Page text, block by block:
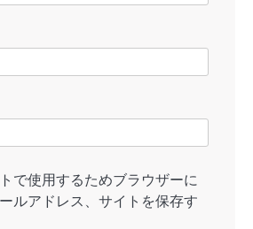
で使用するためブラウザーに
ルアドレス、サイトを保存す